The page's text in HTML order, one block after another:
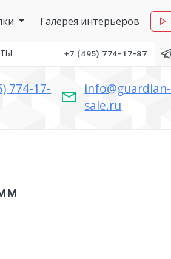
Галерея интерьеров
+7 (495) 774-17-87
774-17-
info@guardian-
sale.ru